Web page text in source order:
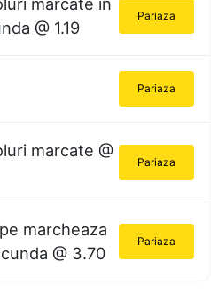
@ 1.19
Pariaza
Pariaza
marcate @
Pariaza
marcheaza
@ 3.70
Pariaza